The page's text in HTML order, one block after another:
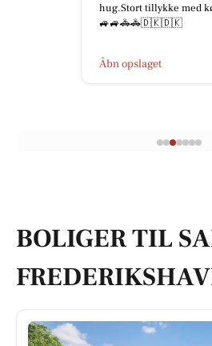
hug.Stort tillykke med
🚙🚙🚓🚓🇩🇰🇩🇰
Åbn opslaget
BOLIGER TIL